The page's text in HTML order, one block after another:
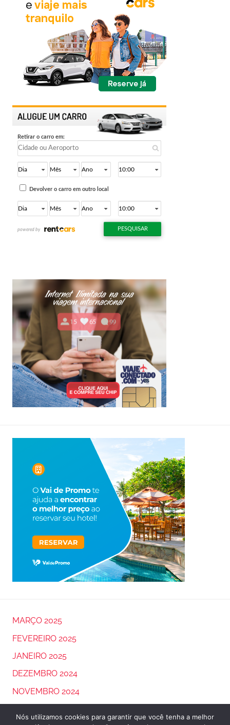
MARÇO 2025
FEVEREIRO 2025
JANEIRO 2025
DEZEMBRO 2024
NOVEMBRO 2024
Nós utilizamos cookies para garantir que você tenha a melhor